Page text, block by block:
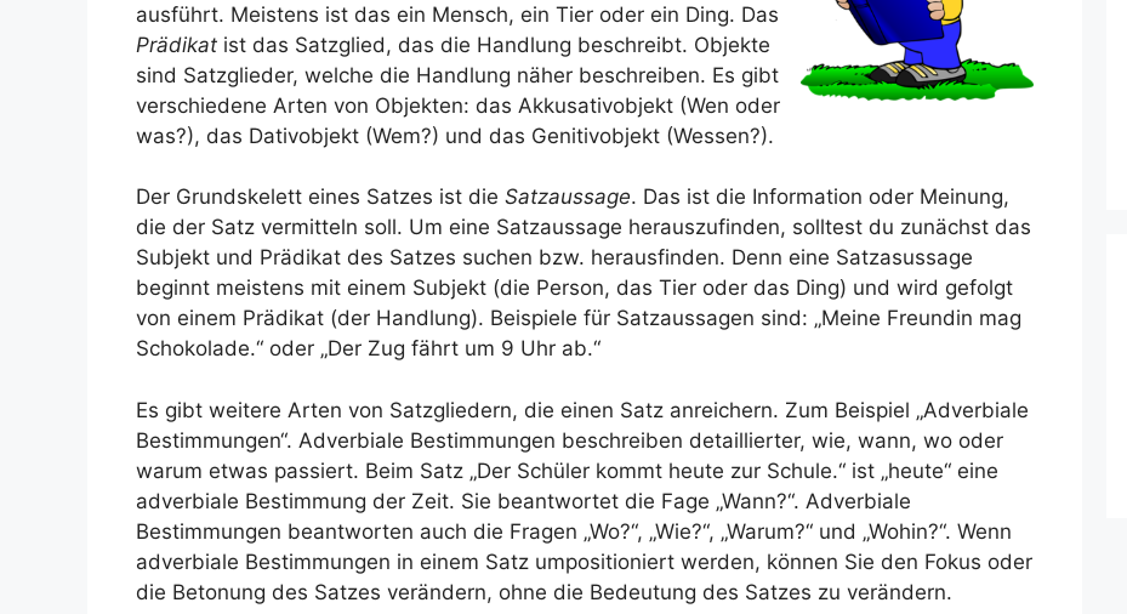
ausführt. Meistens ist das ein Mensch, ein Tier oder ein Ding. Das
Prädikat ist das Satzglied, das die Handlung beschreibt. Objekte
sind Satzglieder, welche die Handlung näher beschreiben. Es gibt
verschiedene Arten von Objekten: das Akkusativobjekt (Wen oder
was?), das Dativobjekt (Wem?) und das Genitivobjekt (Wessen?).
Der Grundskelett eines Satzes ist die Satzaussage. Das ist die Information oder Meinung,
die der Satz vermitteln soll. Um eine Satzaussage herauszufinden, solltest du zunächst das
Subjekt und Prädikat des Satzes suchen bzw. herausfinden. Denn eine Satzasussage
beginnt meistens mit einem Subjekt (die Person, das Tier oder das Ding) und wird gefolgt
von einem Prädikat (der Handlung). Beispiele für Satzaussagen sind: „Meine Freundin mag
Schokolade.“ oder „Der Zug fährt um 9 Uhr ab.“
Es gibt weitere Arten von Satzgliedern, die einen Satz anreichern. Zum Beispiel „Adverbiale
Bestimmungen“. Adverbiale Bestimmungen beschreiben detaillierter, wie, wann, wo oder
warum etwas passiert. Beim Satz „Der Schüler kommt heute zur Schule.“ ist „heute“ eine
adverbiale Bestimmung der Zeit. Sie beantwortet die Fage „Wann?“. Adverbiale
Bestimmungen beantworten auch die Fragen „Wo?“, „Wie?“, „Warum?“ und „Wohin?“. Wenn
adverbiale Bestimmungen in einem Satz umpositioniert werden, können Sie den Fokus oder
die Betonung des Satzes verändern, ohne die Bedeutung des Satzes zu verändern.